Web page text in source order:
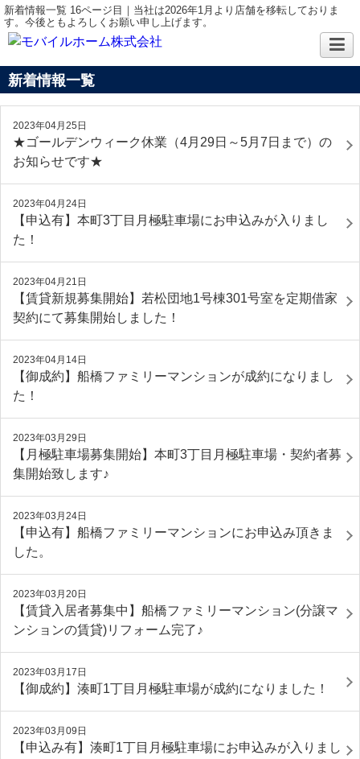
新着情報一覧 16ページ目｜当社は2026年1月より店舗を移転しておりま
す。今後ともよろしくお願い申し上げます。
新着情報一覧
2023年04月25日
★ゴールデンウィーク休業（4月29日～5月7日まで）の
お知らせです★
2023年04月24日
【申込有】本町3丁目月極駐車場にお申込みが入りまし
た！
2023年04月21日
【賃貸新規募集開始】若松団地1号棟301号室を定期借家
契約にて募集開始しました！
2023年04月14日
【御成約】船橋ファミリーマンションが成約になりまし
た！
2023年03月29日
【月極駐車場募集開始】本町3丁目月極駐車場・契約者募
集開始致します♪
2023年03月24日
【申込有】船橋ファミリーマンションにお申込み頂きま
した。
2023年03月20日
【賃貸入居者募集中】船橋ファミリーマンション(分譲マ
ンションの賃貸)リフォーム完了♪
2023年03月17日
【御成約】湊町1丁目月極駐車場が成約になりました！
2023年03月09日
【申込み有】湊町1丁目月極駐車場にお申込みが入りまし